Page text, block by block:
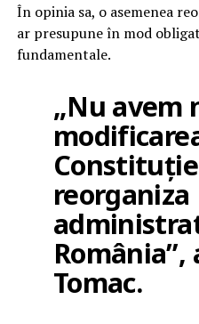
În opinia sa, o asemenea
ar presupune în mod
fundamentale.
„Nu avem
reorganiza
Tomac.